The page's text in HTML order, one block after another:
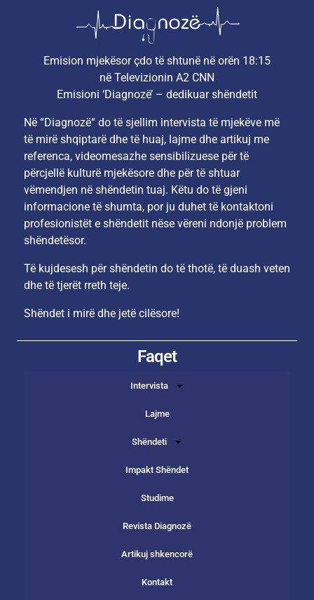
Emision mjekësor çdo të shtunë në orën 18:15
në Televizionin A2 CNN
Emisioni ‘Diagnozë’ – dedikuar shëndetit
Në “Diagnozë“ do të sjellim intervista të mjekëve më
të mirë shqiptarë dhe të huaj, lajme dhe artikuj me
referenca, videomesazhe sensibilizuese për të
përcjellë kulturë mjekësore dhe për të shtuar
vëmendjen në shëndetin tuaj. Këtu do të gjeni
informacione të shumta, por ju duhet të kontaktoni
profesionistët e shëndetit nëse vëreni ndonjë problem
shëndetësor.
Të kujdesesh për shëndetin do të thotë, të duash veten
dhe të tjerët rreth teje.
Shëndet i mirë dhe jetë cilësore!
Faqet
Intervista
Lajme
Shëndeti
Impakt Shëndet
Studime
Revista Diagnozë
Artikuj shkencorë
Kontakt